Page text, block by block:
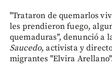
"Trataron de quemarlos
les prendieron fuego,
quemaduras", denunció a
Saucedo, activista y
migrantes "Elvira